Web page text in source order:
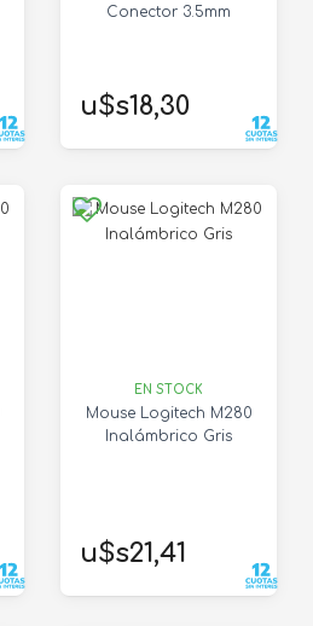
Conector 3.5mm
u$s18,30
EN STOCK
Mouse Logitech M280
Inalámbrico Gris
u$s21,41